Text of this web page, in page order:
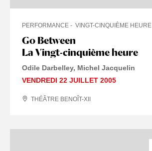
Go Between
La Vingt-cinquième heure
PERFORMANCE VINGT-CINQUIÈME HEURE
Odile Darbelley, Michel Jacquelin
VENDREDI 22 JUILLET 2005
THÉÂTRE BENOÎT-XII